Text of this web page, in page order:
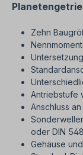
Zehn
Antriebstufe
Anschluss
oder DIN
Gehäuse